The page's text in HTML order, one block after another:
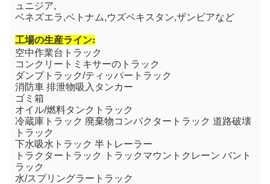
ュニジア,
ベネズエラ,ベトナム,ウズベキスタン,ザンビアなど
工場の生産ライン:
空中作業台トラック
コンクリートミキサーのトラック
ダンプトラック/ティッパートラック
消防車 排泄物吸入タンカー
ゴミ箱
オイル/燃料タンクトラック
冷蔵庫トラック 廃棄物コンパクタートラック 道路破壊
トラック
下水吸水トラック 半トレーラー
トラクタートラック トラックマウントクレーン バント
ラック
水/スプリングラートラック